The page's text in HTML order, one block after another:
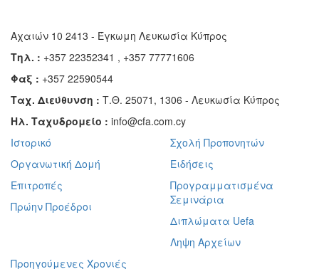
Αχαιών 10 2413 - Έγκωμη Λευκωσία Κύπρος
Τηλ. : +357 22352341 , +357 77771606
Φαξ : +357 22590544
Ταχ. Διεύθυνση : Τ.Θ. 25071, 1306 - Λευκωσία Κύπρος
Ηλ. Ταχυδρομείο : info@cfa.com.cy
Ιστορικό
Οργανωτική Δομή
Επιτροπές
Πρώην Προέδροι
Σχολή Προπονητών
Ειδήσεις
Προγραμματισμένα
Σεμινάρια
Διπλώματα Uefa
Ληψη Αρχείων
Προηγούμενες Χρονιές